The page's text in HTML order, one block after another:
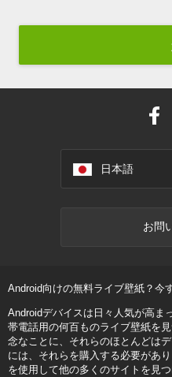
日本語
お問
Android向けの無料ライブ壁紙？今
Androidデバイスは日々人気が高ま
帯電話用の何百ものライブ壁紙を
念なことに、それらのほとんどは
には、それらを購入する必要があ
を使用して他の多くのサイトを見